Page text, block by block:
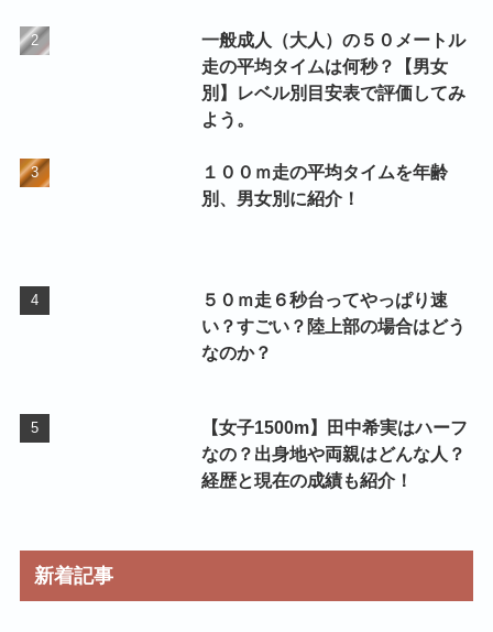
一般成人（大人）の５０メートル
走の平均タイムは何秒？【男女
別】レベル別目安表で評価してみ
よう。
１００ｍ走の平均タイムを年齢
別、男女別に紹介！
５０ｍ走６秒台ってやっぱり速
い？すごい？陸上部の場合はどう
なのか？
【女子1500m】田中希実はハーフ
なの？出身地や両親はどんな人？
経歴と現在の成績も紹介！
新着記事